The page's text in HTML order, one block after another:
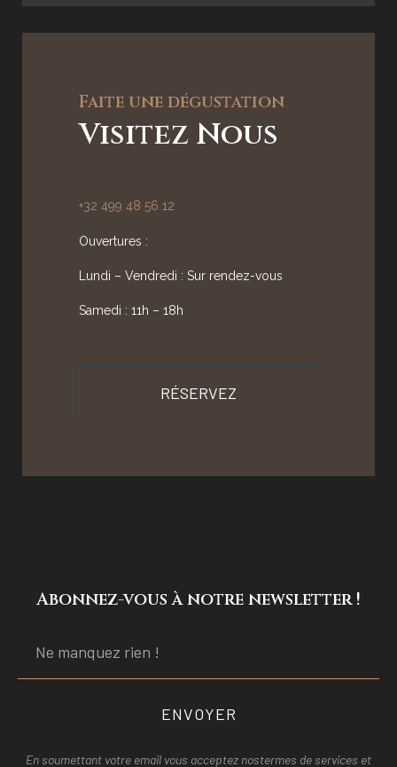
Faite une dégustation
Visitez Nous
+32 499 48 56 12
Ouvertures :
Lundi – Vendredi : Sur rendez-vous
Samedi : 11h – 18h
RÉSERVEZ
Abonnez-vous à notre newsletter !
ENVOYER
En soumettant votre email vous acceptez nostermes de services et